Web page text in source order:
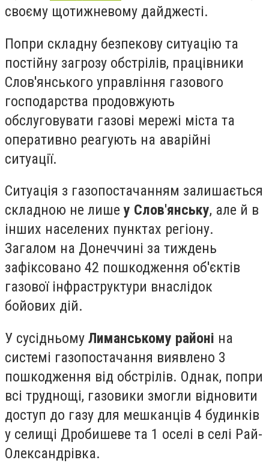
своєму щотижневому дайджесті.
Попри складну безпекову ситуацію та
постійну загрозу обстрілів, працівники
Слов'янського управління газового
господарства продовжують
обслуговувати газові мережі міста та
оперативно реагують на аварійні
ситуації.
Ситуація з газопостачанням залишається
складною не лише у Слов'янську, але й в
інших населених пунктах регіону.
Загалом на Донеччині за тиждень
зафіксовано 42 пошкодження об'єктів
газової інфраструктури внаслідок
бойових дій.
У сусідньому Лиманському районі на
системі газопостачання виявлено 3
пошкодження від обстрілів. Однак, попри
всі труднощі, газовики змогли відновити
доступ до газу для мешканців 4 будинків
у селищі Дробишеве та 1 оселі в селі Рай-
Олександрівка.